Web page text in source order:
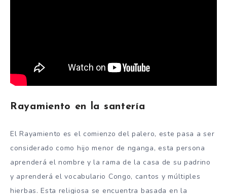
Rayamiento en la santería
El Rayamiento es el comienzo del palero, este pasa a ser
considerado como hijo menor de nganga, esta persona
aprenderá el nombre y la rama de la casa de su padrino
y aprenderá el vocabulario Congo, cantos y múltiples
hierbas. Esta religiosa se encuentra basada en la